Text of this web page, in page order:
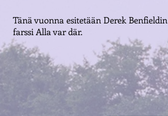
Tänä vuonna esitetään Derek Benfieldin
farssi Alla var där.